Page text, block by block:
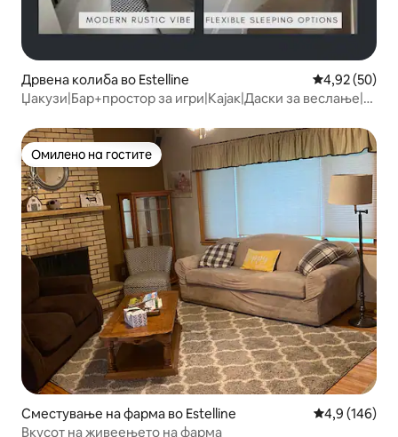
Дрвена колиба во Estelline Просечна
4,92 (50)
Џакузи|Бар+простор за игри|Кајак|Даски за веслање|
Омилено на гостите
Омилено на гостите
Сместување на фарма во Estelline Просечна
4,9 (146)
Вкусот на живеењето на фарма